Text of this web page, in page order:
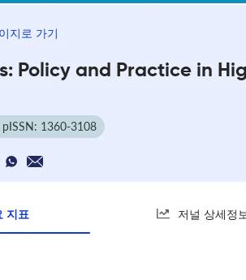
지로 가기
Policy and Practice in
pISSN: 1360-3108
지표 저널 상세정